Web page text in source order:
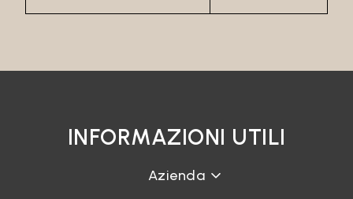
INFORMAZIONI UTILI
Azienda